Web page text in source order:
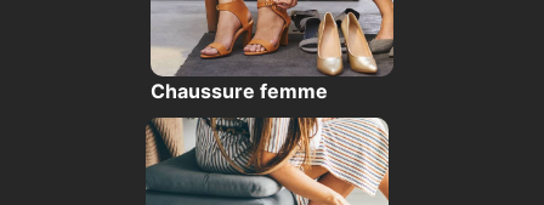
Chaussure femme